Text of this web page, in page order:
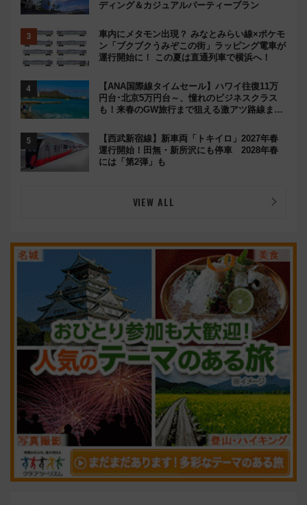
ディング＆カジュアルパーティープラン
車内にメタモン出現？ みなとみらい線×ポケモ
ン「ブクブクうみぞこの街」ラッピング電車が
運行開始に！ この夏は直通列車で横浜へ！
【ANA国際線タイムセール】ハワイ往復11万
円台･北京5万円台～、憧れのビジネスクラス
も！来春のGW旅行まで狙える激アツ路線まと
【西武新宿線】新車両「トキイロ」2027年春
運行開始！田無・新所沢にも停車 2028年春
には「第2弾」も
VIEW ALL